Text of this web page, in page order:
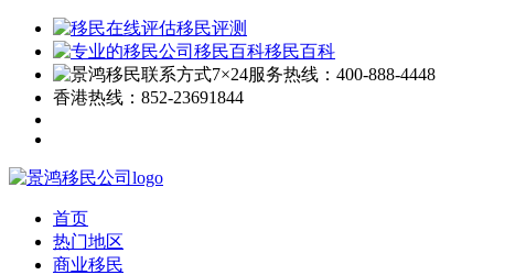
移民评测
移民百科
7×24服务热线： 400-888-4448
香港热线： 852-23691844
首页
热门地区
商业移民